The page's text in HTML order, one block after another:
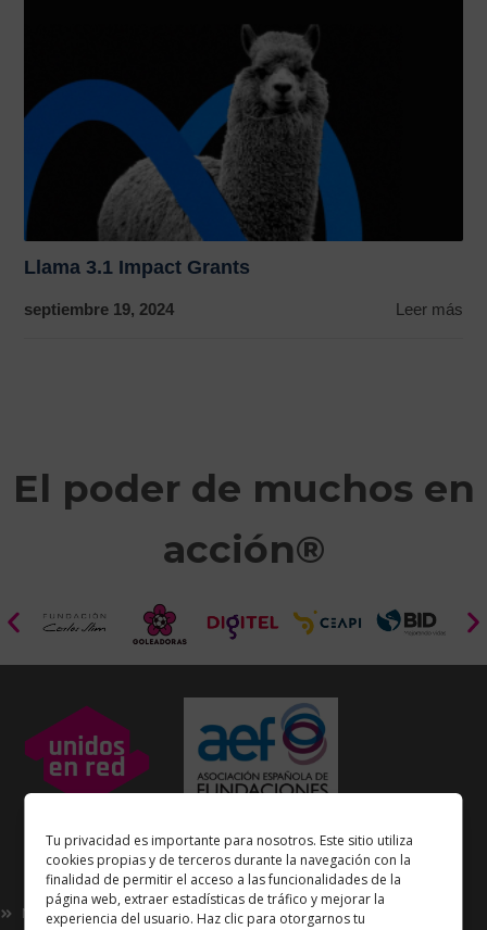
Tu privacidad es importante para nosotros. Este sitio utiliza
cookies propias y de terceros durante la navegación con la
finalidad de permitir el acceso a las funcionalidades de la
página web, extraer estadísticas de tráfico y mejorar la
experiencia del usuario. Haz clic para otorgarnos tu
Llama 3.1 Impact Grants
septiembre 19, 2024 Leer más
El poder de muchos en
acción®
Enlaces de interés
Nosotros
de laAsociación Española de Fundaciones